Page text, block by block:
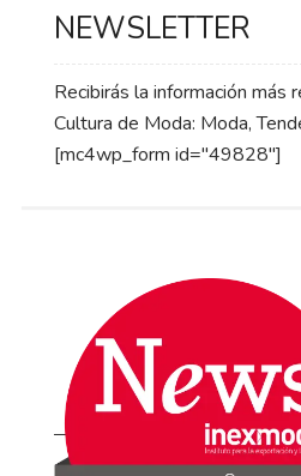
NEWSLETTER
Recibirás la información más
Cultura de Moda: Moda,
[mc4wp_form id="49828"]